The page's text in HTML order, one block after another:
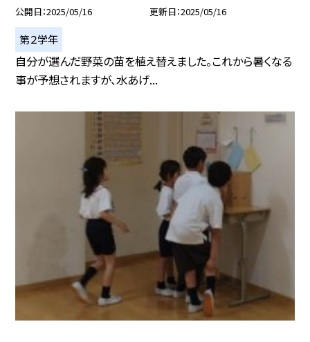
公開日 2025/05/16 更新日 2025/05/16
第２学年
自分が選んだ野菜の苗を植え替えました。これから暑くなる
事が予想されますが、水あげ...